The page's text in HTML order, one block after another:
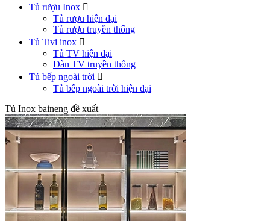
Tủ rượu Inox 
Tủ rượu hiện đại
Tủ rượu truyền thống
Tủ Tivi inox 
Tủ TV hiện đại
Dàn TV truyền thống
Tủ bếp ngoài trời 
Tủ bếp ngoài trời hiện đại
Tủ Inox baineng đề xuất